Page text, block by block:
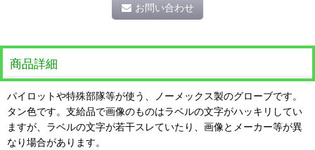
お問い合わせ
商品詳細
パイロットや特殊部隊等が使う、ノーメックス製のグローブです。
タン色です。支給品で画像のものはラベルの文字がハッキリしてい
ますが、ラベルの文字が若干スレていたり、画像とメーカー等が異
なり場合があります。